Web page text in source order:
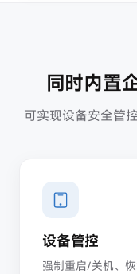
同时内置
可实现设备安全管
设备管控
强制重启/关机、